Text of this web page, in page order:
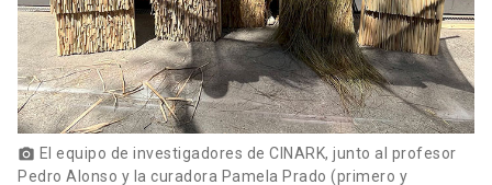
photo_camera El equipo de investigadores de CINARK, junto al profesor
Pedro Alonso y la curadora Pamela Prado (primero y